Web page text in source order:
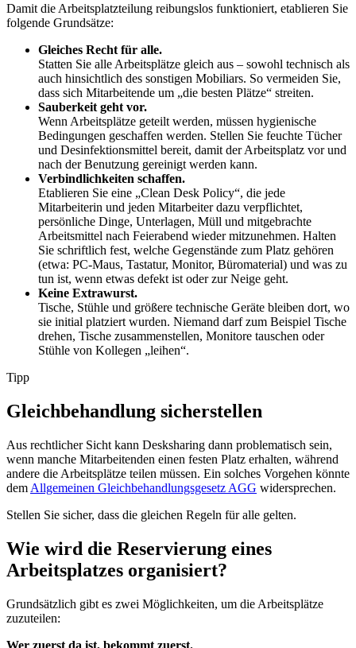
Damit die Arbeitsplatzteilung reibungslos funktioniert, etablieren Sie
folgende Grundsätze:
Gleiches Recht für alle.
Statten Sie alle Arbeitsplätze gleich aus – sowohl technisch als
auch hinsichtlich des sonstigen Mobiliars. So vermeiden Sie,
dass sich Mitarbeitende um „die besten Plätze“ streiten.
Sauberkeit geht vor.
Wenn Arbeitsplätze geteilt werden, müssen hygienische
Bedingungen geschaffen werden. Stellen Sie feuchte Tücher
und Desinfektionsmittel bereit, damit der Arbeitsplatz vor und
nach der Benutzung gereinigt werden kann.
Verbindlichkeiten schaffen.
Etablieren Sie eine „Clean Desk Policy“, die jede
Mitarbeiterin und jeden Mitarbeiter dazu verpflichtet,
persönliche Dinge, Unterlagen, Müll und mitgebrachte
Arbeitsmittel nach Feierabend wieder mitzunehmen. Halten
Sie schriftlich fest, welche Gegenstände zum Platz gehören
(etwa: PC-Maus, Tastatur, Monitor, Büromaterial) und was zu
tun ist, wenn etwas defekt ist oder zur Neige geht.
Keine Extrawurst.
Tische, Stühle und größere technische Geräte bleiben dort, wo
sie initial platziert wurden. Niemand darf zum Beispiel Tische
drehen, Tische zusammenstellen, Monitore tauschen oder
Stühle von Kollegen „leihen“.
Tipp
Gleichbehandlung sicherstellen
Aus rechtlicher Sicht kann Desksharing dann problematisch sein,
wenn manche Mitarbeitenden einen festen Platz erhalten, während
andere die Arbeitsplätze teilen müssen. Ein solches Vorgehen könnte
dem Allgemeinen Gleichbehandlungsgesetz AGG widersprechen.
Stellen Sie sicher, dass die gleichen Regeln für alle gelten.
Wie wird die Reservierung eines
Arbeitsplatzes organisiert?
Grundsätzlich gibt es zwei Möglichkeiten, um die Arbeitsplätze
zuzuteilen:
Wer zuerst da ist, bekommt zuerst.